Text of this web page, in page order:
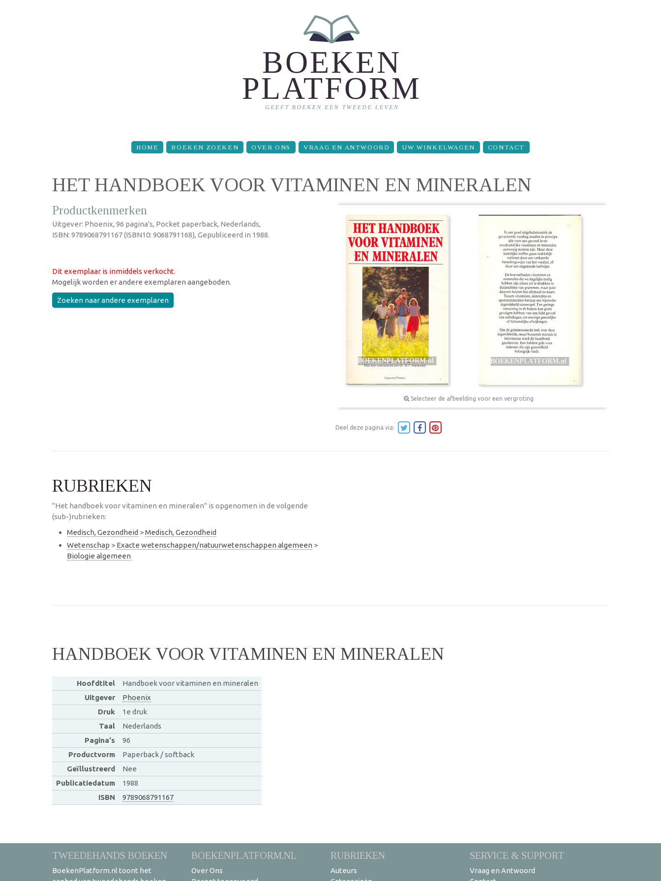
HOME BOEKEN ZOEKEN OVER ONS VRAAG EN ANTWOORD UW WINKELWAGEN CONTACT
HET HANDBOEK VOOR VITAMINEN EN MINERALEN
Productkenmerken
Uitgever: Phoenix, 96 pagina's, Pocket paperback, Nederlands,
ISBN: 9789068791167 (ISBN10: 9068791168), Gepubliceerd in 1988.
Dit exemplaar is inmiddels verkocht.
Mogelijk worden er andere exemplaren aangeboden.
Zoeken naar andere exemplaren
Selecteer de afbeelding voor een vergroting
Deel deze pagina via:
RUBRIEKEN
"Het handboek voor vitaminen en mineralen" is opgenomen in de volgende
(sub-)rubrieken:
Medisch, Gezondheid >Medisch, Gezondheid
Wetenschap > Exacte wetenschappen/natuurwetenschappen algemeen >
Biologie algemeen
HANDBOEK VOOR VITAMINEN EN MINERALEN
Hoofdtitel
Handboek voor vitaminen en mineralen
Uitgever
Phoenix
Druk
1e druk
Taal
Nederlands
Pagina's
96
Productvorm
Paperback / softback
Geïllustreerd
Nee
Publicatiedatum
1988
ISBN
9789068791167
TWEEDEHANDS BOEKEN
BoekenPlatform.nl toont het
BOEKENPLATFORM.NL
Over Ons
RUBRIEKEN
Auteurs
SERVICE & SUPPORT
Vraag en Antwoord